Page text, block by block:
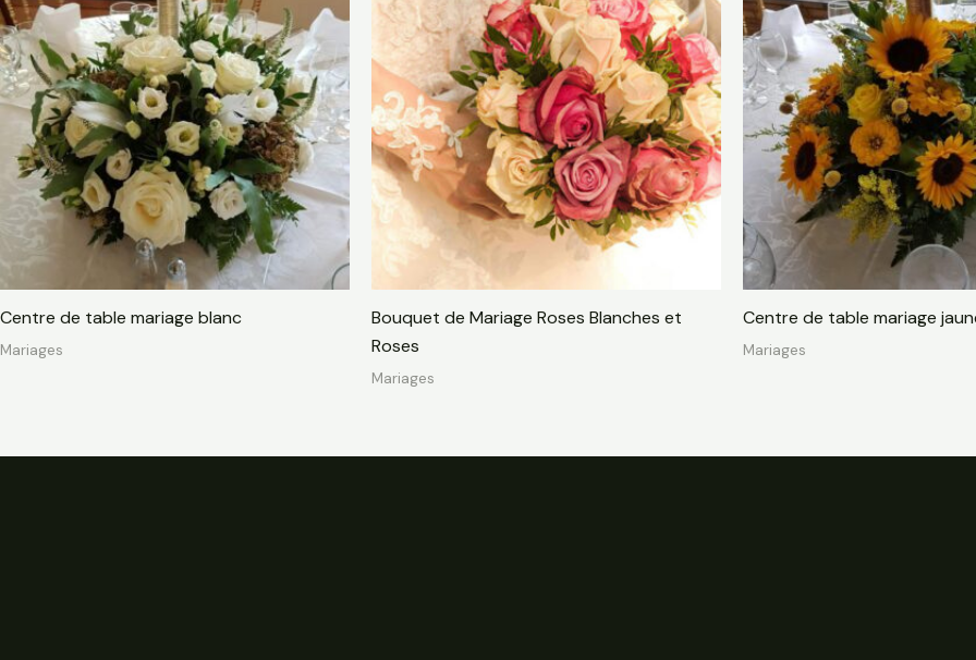
Centre de table mariage blanc
Mariages
Bouquet de Mariage Roses Blanches et
Roses
Mariages
Centre de table mariage
Mariages